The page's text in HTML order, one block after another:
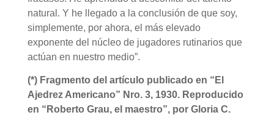
natural. Y he llegado a la conclusión de que soy,
simplemente, por ahora, el más elevado
exponente del núcleo de jugadores rutinarios que
actúan en nuestro medio”.
(*) Fragmento del artículo publicado en “El
Ajedrez Americano” Nro. 3, 1930. Reproducido
en “Roberto Grau, el maestro”, por Gloria C.